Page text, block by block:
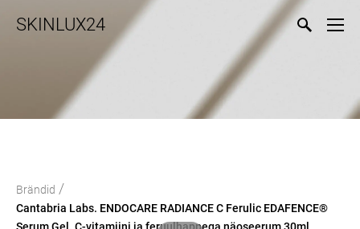
SKINLUX24
Brändid /
Cantabria Labs. ENDOCARE RADIANCE C Ferulic EDAFENCE®